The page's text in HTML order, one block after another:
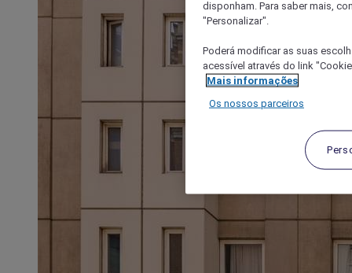
disponham. Para saber mais,
"Personalizar".
Poderá modificar as suas
acessível através do link
Mais informações
Os nossos parceiros